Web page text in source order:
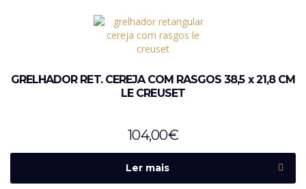
GRELHADOR RET. CEREJA COM RASGOS 38,5 x 21,8 CM
LE CREUSET
104,00€
Ler mais